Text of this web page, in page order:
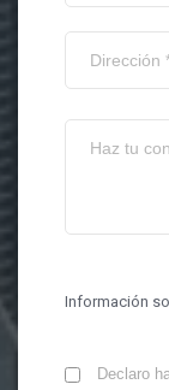
Información
Declaro